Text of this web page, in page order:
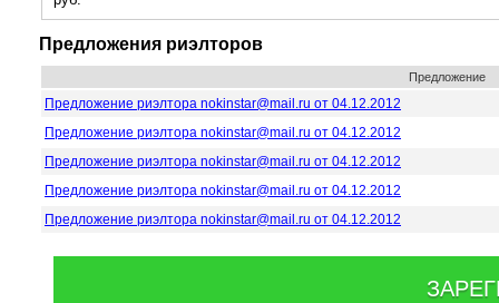
Предложения риэлторов
Предложение
Предложение риэлтора nokinstar@mail.ru от 04.12.2012
Предложение риэлтора nokinstar@mail.ru от 04.12.2012
Предложение риэлтора nokinstar@mail.ru от 04.12.2012
Предложение риэлтора nokinstar@mail.ru от 04.12.2012
Предложение риэлтора nokinstar@mail.ru от 04.12.2012